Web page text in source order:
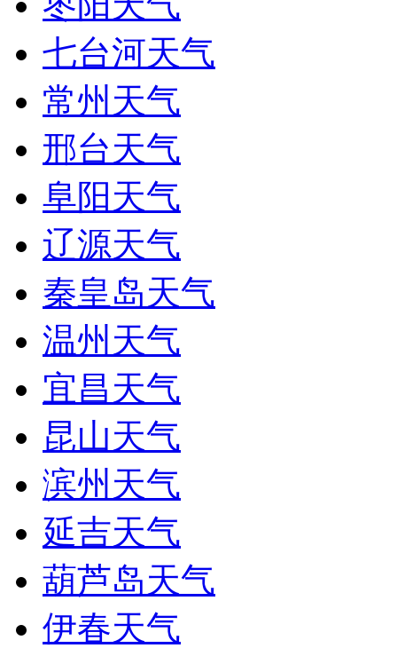
七台河天气
常州天气
邢台天气
阜阳天气
辽源天气
秦皇岛天气
温州天气
宜昌天气
昆山天气
滨州天气
延吉天气
葫芦岛天气
伊春天气